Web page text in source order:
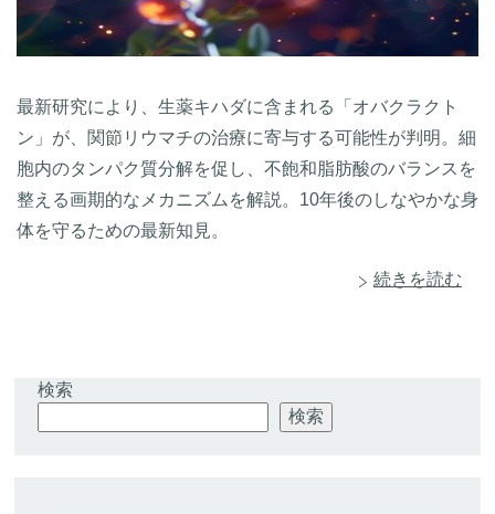
最新研究により、生薬キハダに含まれる「オバクラクト
ン」が、関節リウマチの治療に寄与する可能性が判明。細
胞内のタンパク質分解を促し、不飽和脂肪酸のバランスを
整える画期的なメカニズムを解説。10年後のしなやかな身
体を守るための最新知見。
続きを読む
検索
検索